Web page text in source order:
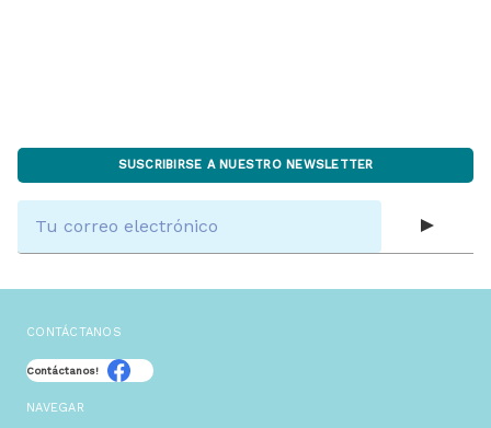
SUSCRIBIRSE A NUESTRO NEWSLETTER
electrónico
CONTÁCTANOS
Contáctanos!
NAVEGAR